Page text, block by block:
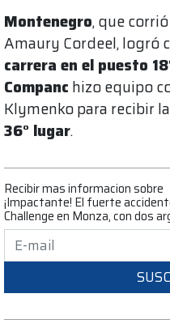
Montenegro, que
Amaury Cordeel, logró
carrera en el puesto
Companc hizo equipo
Klymenko para recibir
36° lugar.
Recibir mas informacion sobre
¡Impactante! El fuerte
Challenge en Monza, con dos